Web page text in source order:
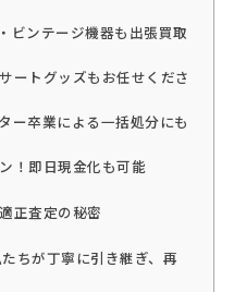
ビンテージ機器も出張買取
ートグッズもお任せくださ
ー卒業による一括処分にも
！即日現金化も可能
正査定の秘密
ちが丁寧に引き継ぎ、再